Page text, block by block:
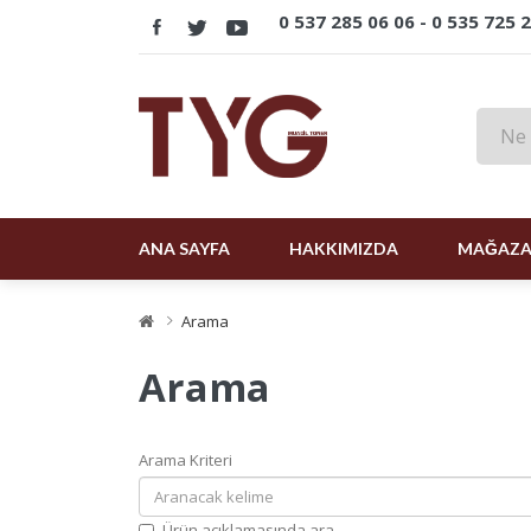
0 537 285 06 06 - 0 535 725
ANA SAYFA HAKKIMIZDA MAĞAZA
Arama
Arama
Arama Kriteri